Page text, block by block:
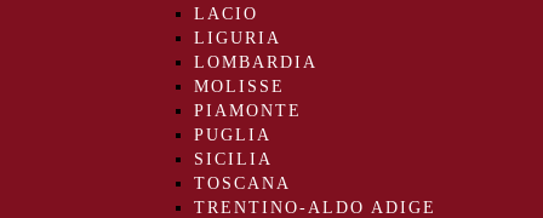
LACIO
LIGURIA
LOMBARDIA
MOLISSE
PIAMONTE
PUGLIA
SICILIA
TOSCANA
TRENTINO-ALDO ADIGE